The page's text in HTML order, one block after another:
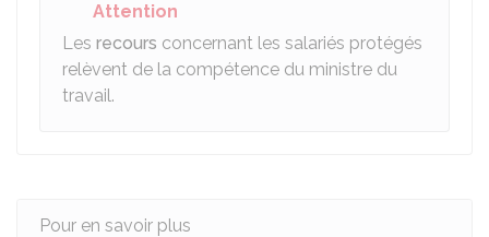
Attention
Les recours concernant les salariés protégés
relèvent de la compétence du ministre du
travail.
Pour en savoir plus